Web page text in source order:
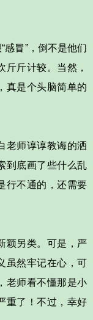
冒”，倒不是他们
斤计较。当然，
真是个头脑简单的
师谆谆教诲的洒
到底画了些什么乱
行不通的，还需要
另类。可是，严
虽然牢记在心，可
老师看不懂那是小
重了！不过，幸好